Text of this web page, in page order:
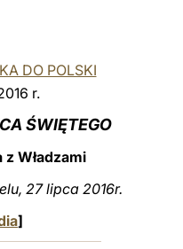
DO POLSKI
r.
ŚWIĘTEGO
Władzami
27 lipca 2016r.
]